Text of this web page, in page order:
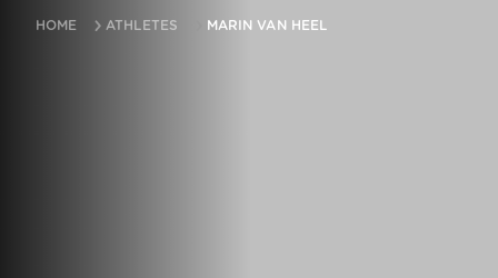
HOME ATHLETES MARIN VAN HEEL